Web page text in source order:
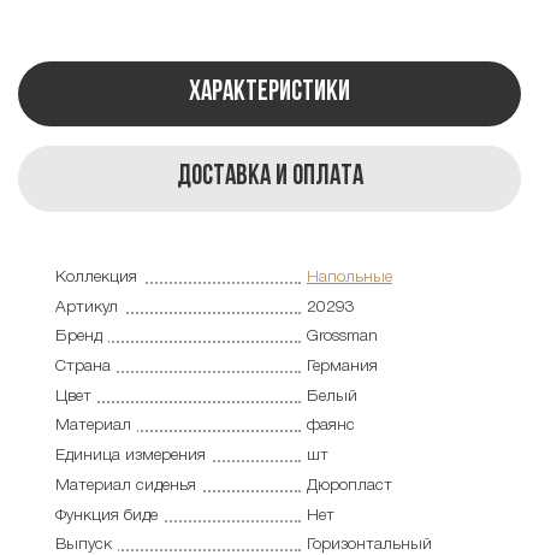
Характеристики
Доставка и оплата
Коллекция
Напольные
Артикул
20293
Бренд
Grossman
Страна
Германия
Цвет
Белый
Материал
фаянс
Единица измерения
шт
Материал сиденья
Дюропласт
Функция биде
Нет
Выпуск
Горизонтальный